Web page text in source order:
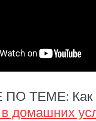
ТЕМЕ: Как
домашних